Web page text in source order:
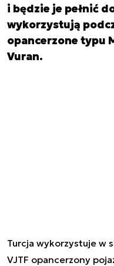
i będzie je pełnić
wykorzystują
opancerzone typu
Vuran.
Turcja wykorzystuje w
VJTF opancerzony